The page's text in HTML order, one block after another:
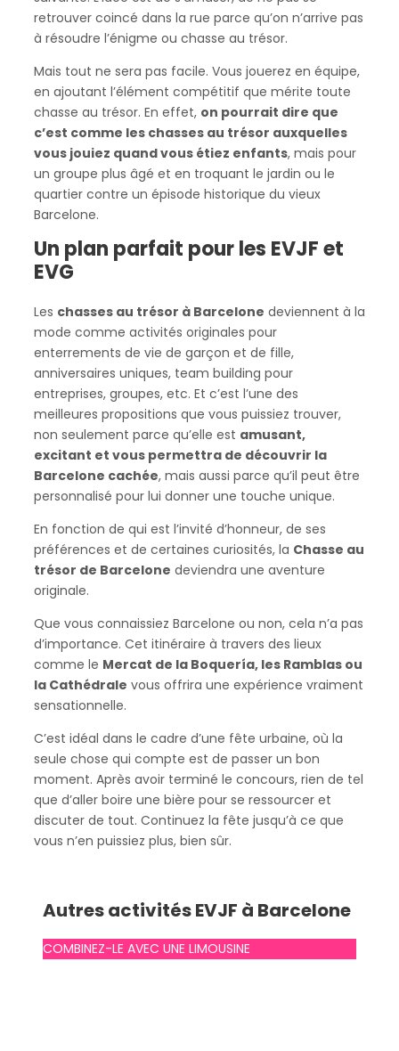
retrouver coincé dans la rue parce qu’on n’arrive pas
à résoudre l’énigme ou chasse au trésor.
Mais tout ne sera pas facile. Vous jouerez en équipe,
en ajoutant l’élément compétitif que mérite toute
chasse au trésor. En effet, on pourrait dire que
c’est comme les chasses au trésor auxquelles
vous jouiez quand vous étiez enfants, mais pour
un groupe plus âgé et en troquant le jardin ou le
quartier contre un épisode historique du vieux
Barcelone.
Un plan parfait pour les EVJF et
EVG
Les chasses au trésor à Barcelone deviennent à la
mode comme activités originales pour
enterrements de vie de garçon et de fille,
anniversaires uniques, team building pour
entreprises, groupes, etc. Et c’est l’une des
meilleures propositions que vous puissiez trouver,
non seulement parce qu’elle est amusant,
excitant et vous permettra de découvrir la
Barcelone cachée, mais aussi parce qu’il peut être
personnalisé pour lui donner une touche unique.
En fonction de qui est l’invité d’honneur, de ses
préférences et de certaines curiosités, la Chasse au
trésor de Barcelone deviendra une aventure
originale.
Que vous connaissiez Barcelone ou non, cela n’a pas
d’importance. Cet itinéraire à travers des lieux
comme le Mercat de la Boquería, les Ramblas ou
la Cathédrale vous offrira une expérience vraiment
sensationnelle.
C’est idéal dans le cadre d’une fête urbaine, où la
seule chose qui compte est de passer un bon
moment. Après avoir terminé le concours, rien de tel
que d’aller boire une bière pour se ressourcer et
discuter de tout. Continuez la fête jusqu’à ce que
vous n’en puissiez plus, bien sûr.
Autres activités EVJF à Barcelone
COMBINEZ-LE AVEC UNE LIMOUSINE